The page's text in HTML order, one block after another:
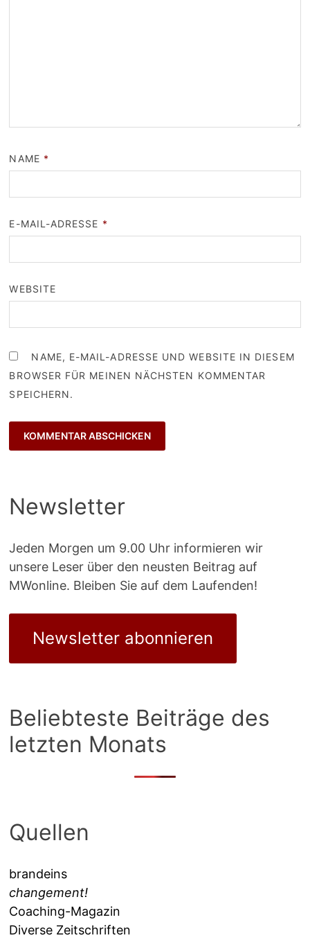
NAME *
E-MAIL-ADRESSE *
WEBSITE
NAME, E-MAIL-ADRESSE UND WEBSITE IN DIESEM
BROWSER FÜR MEINEN NÄCHSTEN KOMMENTAR
SPEICHERN.
Newsletter
Jeden Morgen um 9.00 Uhr informieren wir
unsere Leser über den neusten Beitrag auf
MWonline. Bleiben Sie auf dem Laufenden!
Newsletter abonnieren
Beliebteste Beiträge des
letzten Monats
Quellen
brandeins
changement!
Coaching-Magazin
Diverse Zeitschriften